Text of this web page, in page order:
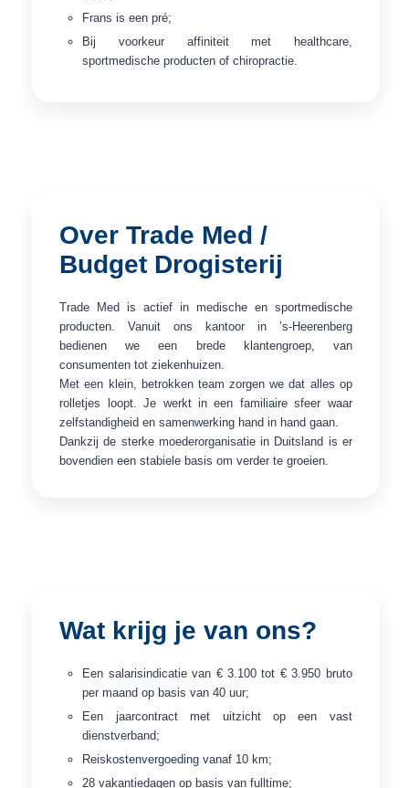
Frans is een pré;
Bij voorkeur affiniteit met healthcare,
sportmedische producten of chiropractie.
Over Trade Med /
Budget Drogisterij
Trade Med is actief in medische en sportmedische
producten. Vanuit ons kantoor in ’s-Heerenberg
bedienen we een brede klantengroep, van
consumenten tot ziekenhuizen.
Met een klein, betrokken team zorgen we dat alles op
rolletjes loopt. Je werkt in een familiaire sfeer waar
zelfstandigheid en samenwerking hand in hand gaan.
Dankzij de sterke moederorganisatie in Duitsland is er
bovendien een stabiele basis om verder te groeien.
Wat krijg je van ons?
Een salarisindicatie van € 3.100 tot € 3.950 bruto
per maand op basis van 40 uur;
Een jaarcontract met uitzicht op een vast
dienstverband;
Reiskostenvergoeding vanaf 10 km;
28 vakantiedagen op basis van fulltime;